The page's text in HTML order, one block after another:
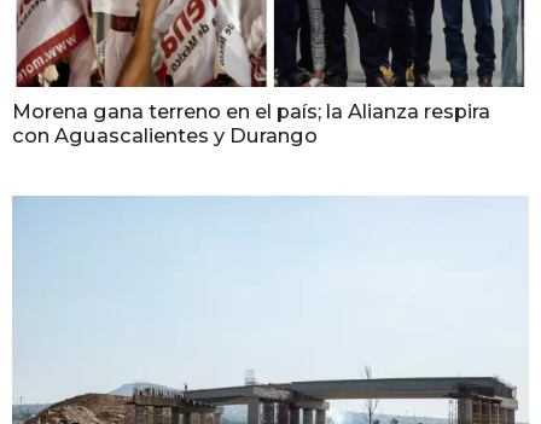
Morena gana terreno en el país; la Alianza respira
con Aguascalientes y Durango